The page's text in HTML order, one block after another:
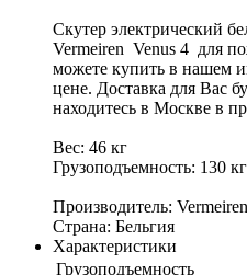
Скутер электрический
Vermeiren Venus 4 для
можете купить в нашем
цене. Доставка для Вас
находитесь в Москве в
Вес: 46 кг
Грузоподъемность: 130 кг
Производитель: Vermeiren
Страна: Бельгия
Характеристики
Грузоподъемность